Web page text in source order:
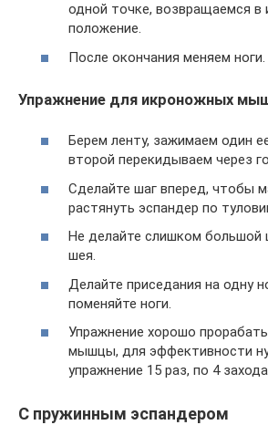
одной точке, возвращаемся в
положение.
После окончания меняем ноги.
Упражнение для икроножных
Берем ленту, зажимаем один
второй перекидываем через
Сделайте шаг вперед, чтобы
растянуть эспандер по
Не делайте слишком большой
шея.
Делайте приседания на одну
поменяйте ноги.
Упражнение хорошо
мышцы, для эффективности
упражнение 15 раз, по 4
С пружинным эспандером